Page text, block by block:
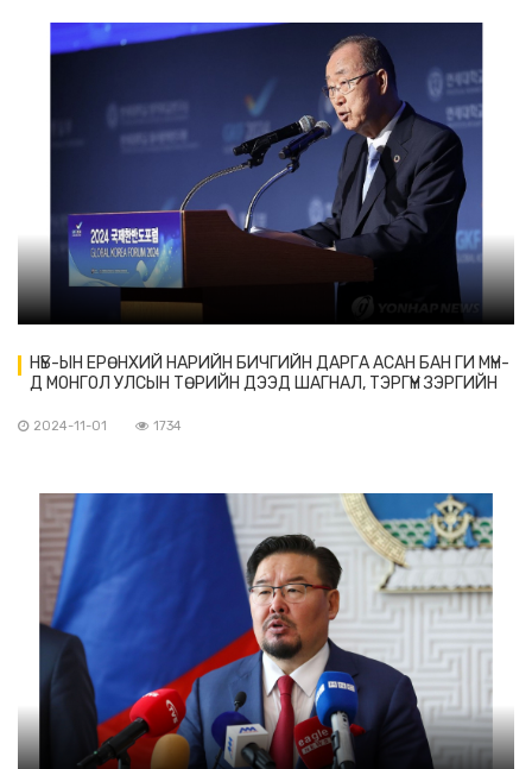
НҮБ-ЫН ЕРӨНХИЙ НАРИЙН БИЧГИЙН ДАРГА АСАН БАН ГИ МҮН-
Д МОНГОЛ УЛСЫН ТӨРИЙН ДЭЭД ШАГНАЛ, ТЭРГҮҮН ЗЭРГИЙН
ШАГНАЛЫГ ХҮРТЭЖ БУЙ АНХНЫ СОЛОНГОС ИРГЭН БОЛЖ БУЙ.
2024-11-01 1734